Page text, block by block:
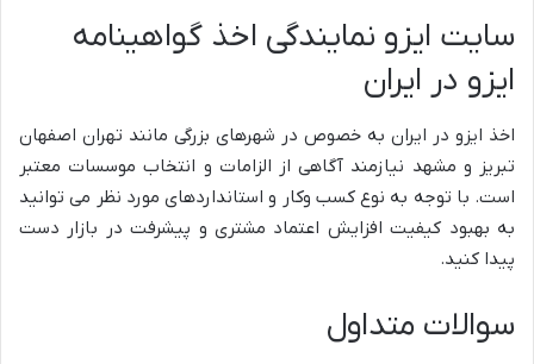
سایت ایزو نمایندگی اخذ گواهینامه
ایزو در ایران
اخذ ایزو در ایران به خصوص در شهرهای بزرگی مانند تهران اصفهان
تبریز و مشهد نیازمند آگاهی از الزامات و انتخاب موسسات معتبر
است. با توجه به نوع کسب وکار و استانداردهای مورد نظر می توانید
به بهبود کیفیت افزایش اعتماد مشتری و پیشرفت در بازار دست
پیدا کنید.
سوالات متداول